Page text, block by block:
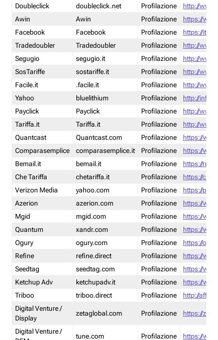
Doubleclick
doubleclick.net Profilazione
http://
Awin
Awin Profilazione
https://
Facebook
Facebook Profilazione
https://it-
Tradedoubler
Tradedoubler Profilazione
http://
Segugio
segugio.it Profilazione
http://
SosTariffe
sostariffe.it Profilazione
http://
Facile.it
.facile.it Profilazione
http://
Yahoo
bluelithium Profilazione
http://
Payclick
Payclick Profilazione
http://
Tariffa.it
Tariffa.it Profilazione
http://
Quantcast
Quantcast.com Profilazione
https://
Comparasemplice
comparasemplice.it Profilazione
https://
Bemail.it
bemail.it Profilazione
https://
Che Tariffa
chetariffa.it Profilazione
https://
Verizon Media
yahoo.com Profilazione
https://
Azerion
azerion.com Profilazione
https://
Mgid
mgid.com Profilazione
https://
Quantum
xandr.com Profilazione
https://
Ogury
ogury.com Profilazione
https://
Refine
refine.direct Profilazione
https://
Seedtag
seedtag.com Profilazione
https://
Ketchup Adv
ketchupadv.it Profilazione
https://
Triboo
triboo.direct Profilazione
http://
Digital Venture /
Display
zetaglobal.com Profilazione https://
Digital Venture /
tune.com Profilazione https://